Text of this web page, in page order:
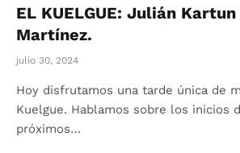
EL KUELGUE: Julián
Martínez.
julio 30, 2024
Hoy disfrutamos una tarde única de
Kuelgue. Hablamos sobre los inicios
próximos…